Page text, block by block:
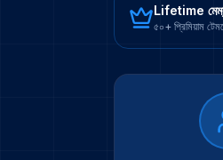
Lifetime
৫০+ প্রিমিয়াম